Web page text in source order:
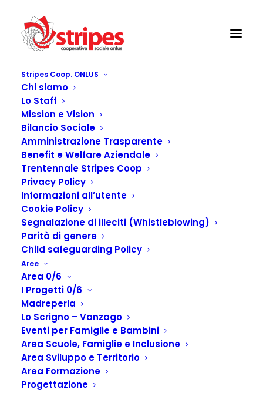
Stripes Coop. ONLUS
Chi siamo
Lo Staff
Mission e Vision
Bilancio Sociale
Amministrazione Trasparente
Benefit e Welfare Aziendale
Trentennale Stripes Coop
Privacy Policy
Informazioni all’utente
Cookie Policy
Segnalazione di illeciti (Whistleblowing)
Parità di genere
Child safeguarding Policy
Aree
Area 0/6
I Progetti 0/6
Madreperla
Lo Scrigno – Vanzago
Eventi per Famiglie e Bambini
Area Scuole, Famiglie e Inclusione
Area Sviluppo e Territorio
Area Formazione
Progettazione
BadaBum – MERCOLEDI’ 10 GIUGNO 2026
Home BadaBum – MERCOLEDI’ 10 GIUGNO 2026